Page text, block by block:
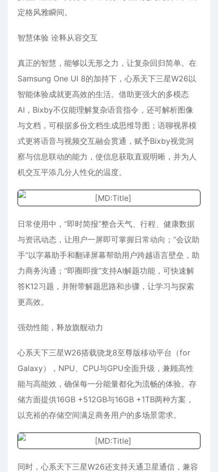
定格风雅瞬间。
智慧体验 诠释从容交互
真正的智慧，能够以无形之力，让复杂回归简单。在
Samsung One UI 8的加持下，心系天下三星W26以
智能体验成就更高效的生活。借助更强大的多模态
AI，Bixby不仅能理解复杂语音指令，还可解析图像
与文档，可根据多份文档生成思维导图；语聊视界模
式更将语音与视频交互融会贯通，赋予Bixby视觉洞
察与信息联动的能力，使信息获取直观明晰，并为人
机交互平添几分人性化的温度。
日常使用中，“即时简报”整合天气、行程、健康数据
与资讯动态，让用户一屏即可掌握日常动向；“会议助
手”以字幕助手和翻译屏幕帮助用户跨越语言壁垒，助
力商务沟通；“即圈即搜”支持AI解题功能，可快速解
答K12习题，并附带解题思路和步骤，让学习与探索
更高效。
强劲性能，释放旗舰动力
心系天下三星W26搭载骁龙8至尊版移动平台（for
Galaxy），NPU、CPU与GPU全面升级，兼顾高性
能与高能效，确保每一分能量都化为流畅的体验。存
储方面提供16GB +512GB与16GB +1TB两种方案，
以充裕的存储空间满足商务用户的多场景需求。
同时，心系天下三星W26还支持天通卫星通信，兼容